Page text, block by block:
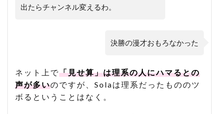
出たらチャンネル変えるわ。
決勝の漫才おもろなかった
ネット上で「見せ算」は理系の人にハマるとの
声が多いのですが、Solaは理系だったもののツ
ボるということはなく。